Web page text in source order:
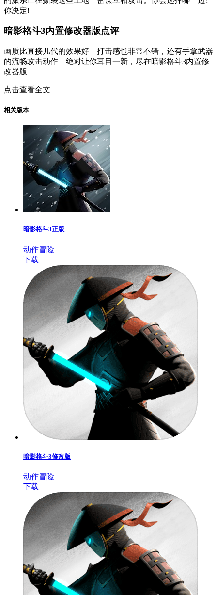
你决定!
暗影格斗3内置修改器版点评
画质比直接几代的效果好，打击感也非常不错，还有手拿武器
的流畅攻击动作，绝对让你耳目一新，尽在暗影格斗3内置修
改器版！
点击查看全文
相关版本
暗影格斗3正版
动作冒险
下载
暗影格斗3修改版
动作冒险
下载